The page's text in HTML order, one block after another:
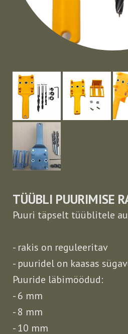
TÜÜBLI PUURIMISE
Puuri täpselt tüüblitele
- rakis on reguleeritav
- puuridel on kaasas
Puuride läbimöödud:
- 6 mm
- 8 mm
- 10 mm